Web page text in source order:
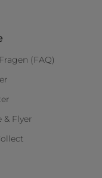
(FAQ)
& Flyer